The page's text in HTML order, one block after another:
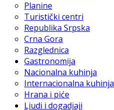
Planine
Turistički centri
Republika Srpska
Crna Gora
Razglednica
Gastronomija
Nacionalna kuhinja
Internacionalna kuhinja
Hrana i piće
Ljudi i dogadjaji